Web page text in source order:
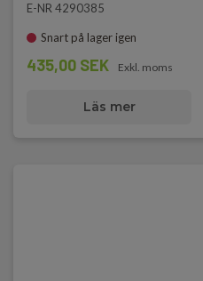
E-NR 4290385
Snart på lager igen
435,00 SEK Exkl. moms
Läs mer